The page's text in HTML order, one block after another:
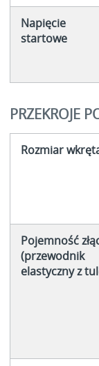
Napięcie
startowe
PRZEKROJE
Rozmiar
Pojemność
(przewodnik
elastyczny z